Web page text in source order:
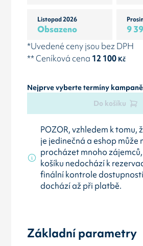
Listopad 2026
Obsazeno 9
*Uvedené ceny jsou bez DPH
** Ceníková cena 12 100Kč
Nejprve vyberte termíny kampaně
Do košíku
POZOR, vzhledem k tomu,
je jedinečná a eshop může
procházet mnoho
košíku nedochází k
finální kontrole
dochází až při platbě.
Základní parametry